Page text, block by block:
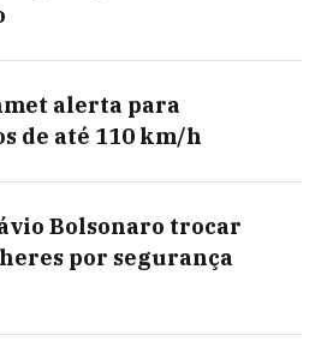
alerta para
de até 110 km/h
Bolsonaro trocar
por segurança